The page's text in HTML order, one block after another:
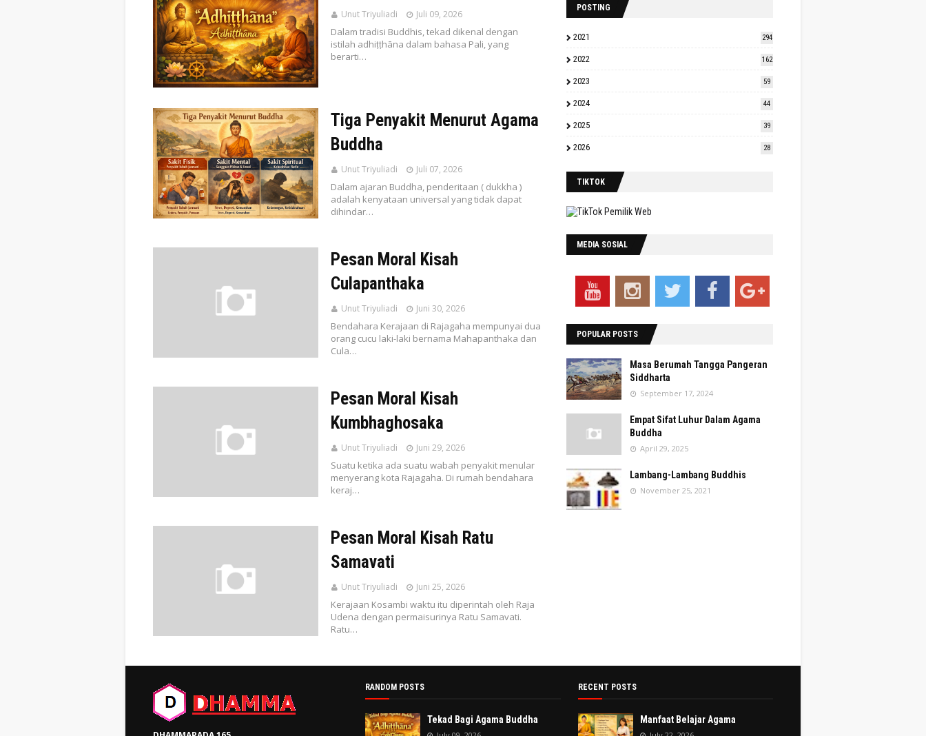
Unut Triyuliadi Juli 09, 2026
Dalam tradisi Buddhis, tekad dikenal dengan
istilah adhiṭṭhāna dalam bahasa Pali, yang
berarti…
Tiga Penyakit Menurut Agama
Buddha
Unut Triyuliadi Juli 07, 2026
Dalam ajaran Buddha, penderitaan ( dukkha )
adalah kenyataan universal yang tidak dapat
dihindar…
Pesan Moral Kisah
Culapanthaka
Unut Triyuliadi Juni 30, 2026
Bendahara Kerajaan di Rajagaha mempunyai dua
orang cucu laki-laki bernama Mahapanthaka dan
Cula…
Pesan Moral Kisah
Kumbhaghosaka
Unut Triyuliadi Juni 29, 2026
Suatu ketika ada suatu wabah penyakit menular
menyerang kota Rajagaha. Di rumah bendahara
keraj…
Pesan Moral Kisah Ratu
Samavati
Unut Triyuliadi Juni 25, 2026
Kerajaan Kosambi waktu itu diperintah oleh Raja
Udena dengan permaisurinya Ratu Samavati.
Ratu…
POSTING
2021 294
2022 162
2023 59
2024 44
2025 39
2026 28
TIKTOK
MEDIA SOSIAL
POPULAR POSTS
Masa Berumah Tangga Pangeran
Siddharta
September 17, 2024
Empat Sifat Luhur Dalam Agama
Buddha
April 29, 2025
Lambang-Lambang Buddhis
November 25, 2021
RANDOM POSTS
Tekad Bagi Agama Buddha
RECENT POSTS
Manfaat Belajar Agama